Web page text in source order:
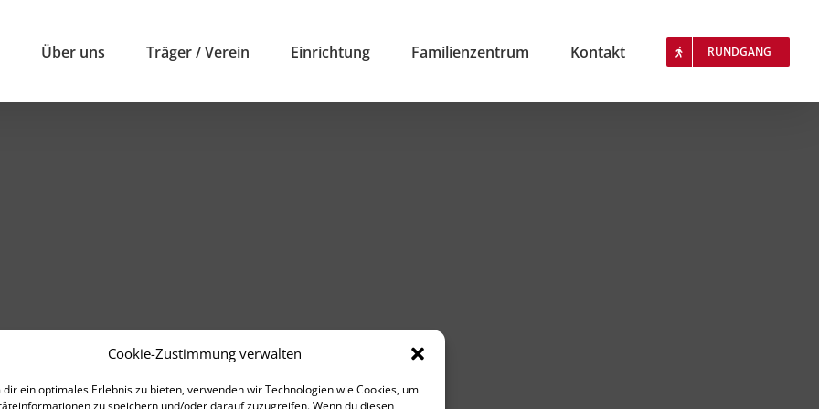
Cookie-Zustimmung verwalten
dir ein optimales Erlebnis zu bieten, verwenden wir Technologien wie Cookies, um
zu speichern und/oder darauf zuzugreifen. Wenn du diesen
Über uns Träger / Verein Einrichtung Familienzentrum Kontakt RUNDGANG